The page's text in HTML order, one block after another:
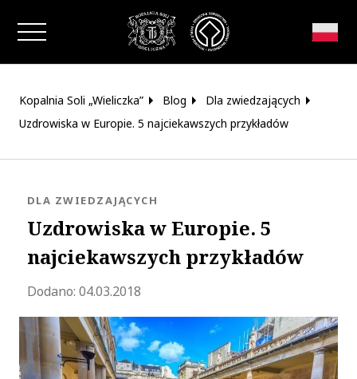
Zamknij okno
Kopalnia Soli „Wieliczka” Blog
Dla zwiedzających
Uzdrowiska w Europie. 5 najciekawszych przykładów
Uzdrowiska w Europie. 5
najciekawszych przykładów
KATEGORIA:
DLA ZWIEDZAJĄCYCH
Dodano: 04.03.2018Zaktualizowano 2021-10-15 08:30:48